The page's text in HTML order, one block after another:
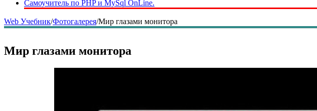
Самоучитель по PHP и MySql OnLine.
Web Учебник/Фотогалерея/Мир глазами монитора
Мир глазами монитора